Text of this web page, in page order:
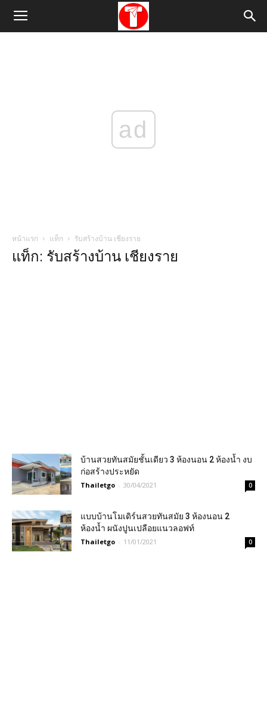
ad
หน้าแรก แท็ก รับสร้างบ้าน เชียงราย
แท็ก: รับสร้างบ้าน เชียงราย
บ้านสวยทันสมัยชั้นเดียว 3​ ห้องนอน​ 2​ ห้องน้ำ งบ
ก่อสร้างประหยัด
Thailetgo - 30/04/2021 0
แบบบ้านโมเดิร์นสวยทันสมัย 3 ห้องนอน 2
ห้องน้ำ ผนังปูนเปลือยแนวลอฟท์
Thailetgo - 11/01/2021 0